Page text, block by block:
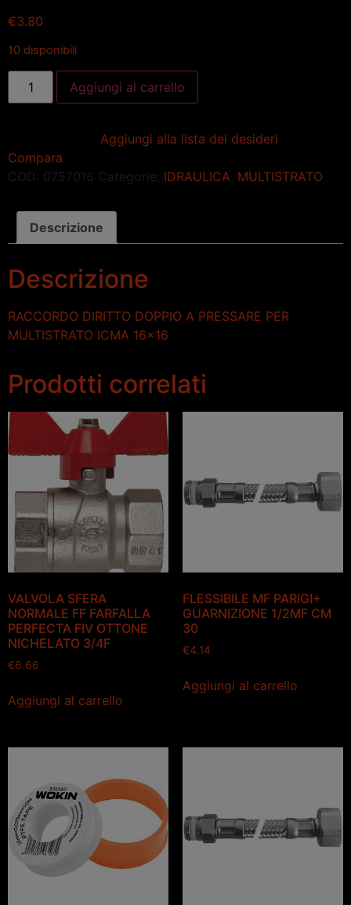
€3.80
10 disponibili
Aggiungi al carrello
Aggiungi alla lista dei desideri
Compara
COD: 0757016 Categorie: IDRAULICA MULTISTRATO
Descrizione
Descrizione
RACCORDO DIRITTO DOPPIO A PRESSARE PER
MULTISTRATO ICMA 16×16
Prodotti correlati
VALVOLA SFERA
NORMALE FF FARFALLA
PERFECTA FIV OTTONE
NICHELATO 3/4F
€6.66
Aggiungi al carrello
FLESSIBILE MF PARIGI+
GUARNIZIONE 1/2MF CM
30
€4.14
Aggiungi al carrello